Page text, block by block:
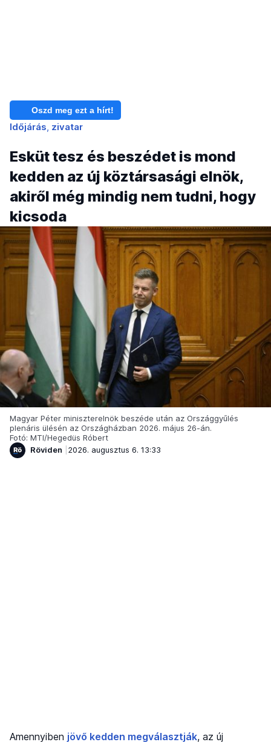
Oszd meg ezt a hírt!
Időjárás zivatar
Esküt tesz és beszédet is mond
kedden az új köztársasági elnök,
akiről még mindig nem tudni, hogy
kicsoda
Magyar Péter miniszterelnök beszéde után az Országgyűlés
plenáris ülésén az Országházban 2026. május 26-án.
Fotó: MTI/Hegedüs Róbert
Röviden
2026. augusztus 6. 13:33
Amennyiben jövő kedden megválasztják, az új